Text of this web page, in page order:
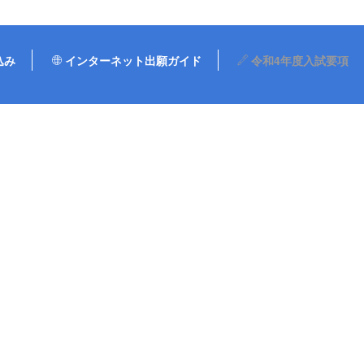
み インターネット出願ガイド 令和4年度入試要項